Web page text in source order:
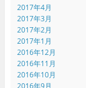
2017年4月
2017年3月
2017年2月
2017年1月
2016年12月
2016年11月
2016年10月